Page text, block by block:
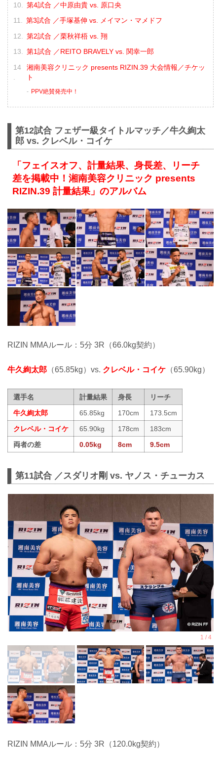
第4試合 ／中原由貴 vs. 原口央
第3試合 ／手塚基伸 vs. メイマン・マメドフ
第2試合 ／栗秋祥梧 vs. 翔
第1試合 ／REITO BRAVELY vs. 関幸一郎
湘南美容クリニック presents RIZIN.39 大会情報／チケッ
ト
PPV絶賛発売中！
第12試合 フェザー級タイトルマッチ／牛久絢太
郎 vs. クレベル・コイケ
「フェイスオフ、計量結果、身長差、リーチ
差を掲載中！湘南美容クリニック presents
RIZIN.39 計量結果」のアルバム
RIZIN MMAルール：5分 3R（66.0kg契約）
牛久絢太郎 （65.85kg）vs. クレベル・コイケ （65.90kg）
選手名 計量結果 身長
リーチ
牛久絢太郎
65.85kg 170cm
173.5cm
クレベル・コイケ
65.90kg 178cm
183cm
両者の差
0.05kg 8cm 9.5cm
第11試合 ／スダリオ剛 vs. ヤノス・チューカス
RIZIN MMAルール：5分 3R（120.0kg契約）